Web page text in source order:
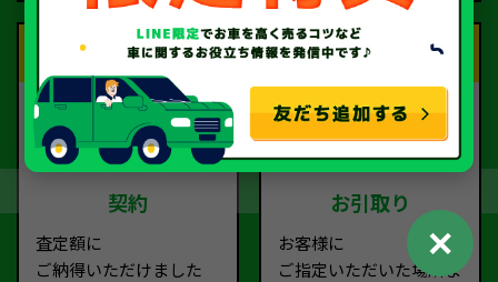
Step.3
契約
査定額に
ご納得いただけました
Step.4
お引取り
お客様に
ご指定いただいた場所ま
✕